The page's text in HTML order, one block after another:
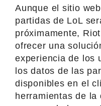
Aunque el sitio
partidas de LoL
próximamente,
ofrecer una
experiencia de los
los datos de las
disponibles en el
herramientas de la